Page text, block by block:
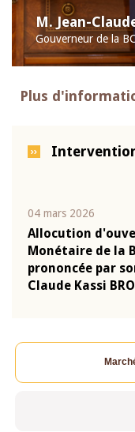
M. Jean-
Gouverneur de la
Plus
04 mars 2026
Allocution
Monétaire de la
prononcée par
Claude Kassi